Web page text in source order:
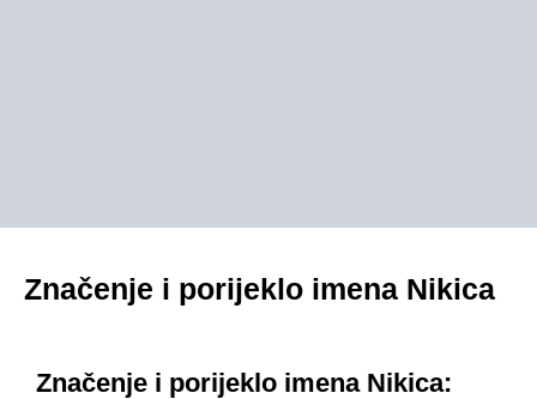
Značenje i porijeklo imena Nikica
Značenje i porijeklo imena Nikica: